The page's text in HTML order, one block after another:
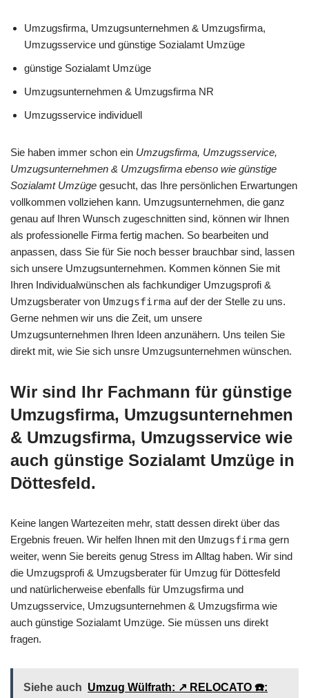
Umzugsfirma, Umzugsunternehmen & Umzugsfirma,
Umzugsservice und günstige Sozialamt Umzüge
günstige Sozialamt Umzüge
Umzugsunternehmen & Umzugsfirma NR
Umzugsservice individuell
Sie haben immer schon ein Umzugsfirma, Umzugsservice,
Umzugsunternehmen & Umzugsfirma ebenso wie günstige
Sozialamt Umzüge gesucht, das Ihre persönlichen Erwartungen
vollkommen vollziehen kann. Umzugsunternehmen, die ganz
genau auf Ihren Wunsch zugeschnitten sind, können wir Ihnen
als professionelle Firma fertig machen. So bearbeiten und
anpassen, dass Sie für Sie noch besser brauchbar sind, lassen
sich unsere Umzugsunternehmen. Kommen können Sie mit
Ihren Individualwünschen als fachkundiger Umzugsprofi &
Umzugsberater von Umzugsfirma auf der der Stelle zu uns.
Gerne nehmen wir uns die Zeit, um unsere
Umzugsunternehmen Ihren Ideen anzunähern. Uns teilen Sie
direkt mit, wie Sie sich unsre Umzugsunternehmen wünschen.
Wir sind Ihr Fachmann für günstige
Umzugsfirma, Umzugsunternehmen
& Umzugsfirma, Umzugsservice wie
auch günstige Sozialamt Umzüge in
Döttesfeld.
Keine langen Wartezeiten mehr, statt dessen direkt über das
Ergebnis freuen. Wir helfen Ihnen mit den Umzugsfirma gern
weiter, wenn Sie bereits genug Stress im Alltag haben. Wir sind
die Umzugsprofi & Umzugsberater für Umzug für Döttesfeld
und natürlicherweise ebenfalls für Umzugsfirma und
Umzugsservice, Umzugsunternehmen & Umzugsfirma wie
auch günstige Sozialamt Umzüge. Sie müssen uns direkt
fragen.
Siehe auch Umzug Wülfrath: ↗️ RELOCATO ☎️: